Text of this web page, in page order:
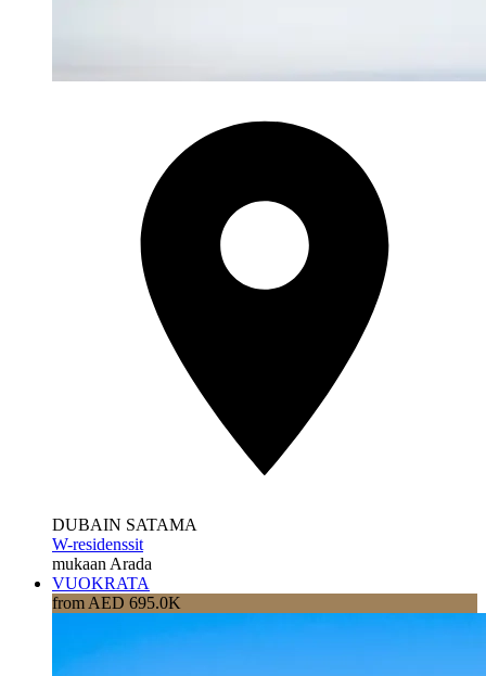
DUBAIN SATAMA
W-residenssit
mukaan Arada
VUOKRATA
from AED 695.0K